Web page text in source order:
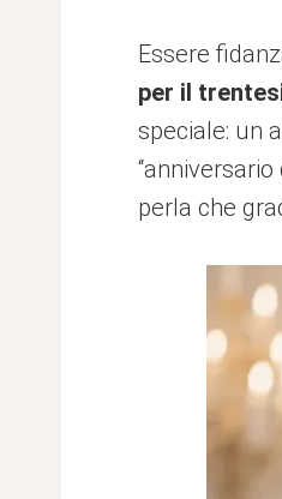
Essere
per il
speciale: un
perla che